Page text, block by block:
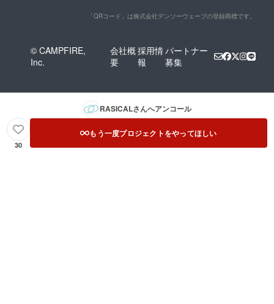
「QRコード」は株式会社デンソーウェーブの登録商標です。
© CAMPFIRE,
Inc.
会社概
要
採用情
報
パートナー
募集
RASICALさんへアンコール
30
もう一度プロジェクトをやってほしい